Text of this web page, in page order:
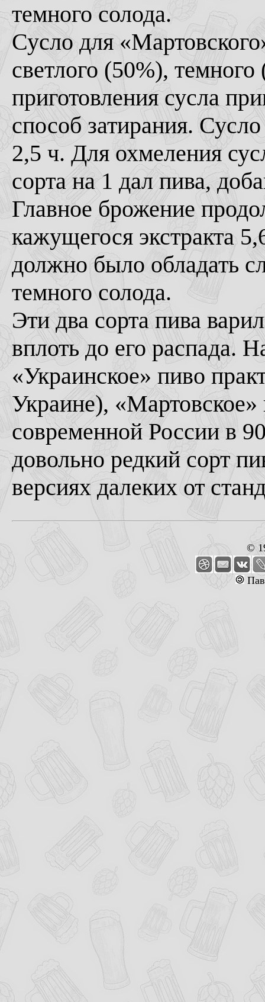
темного солода.
Сусло для
светлого (50%),
приготовления сусла
способ затирания.
2,5 ч. Для охмеления
сорта на 1 дал пива,
Главное брожение
кажущегося экстракта
должно было обладать
темного солода.
Эти два сорта пива
вплоть до его распада.
«Украинское» пиво
Украине), «Мартовское»
современной России в
довольно редкий сорт
версиях далеких от
©